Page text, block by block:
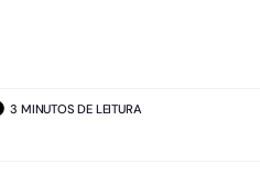
3 MINUTOS DE LEITURA